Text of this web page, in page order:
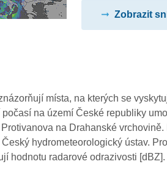
Zobrazit
místa, na kterých se
na území České republiky
na Drahanské
hydrometeorologický ústav.
hodnotu radarové odrazivosti